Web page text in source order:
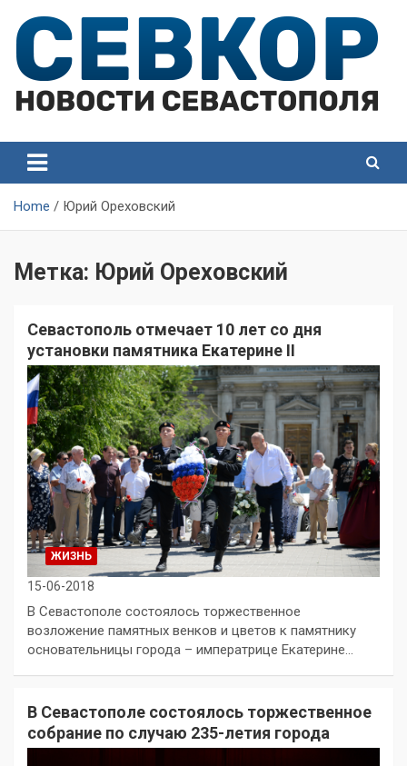
content
Севастополя
Севастополя
Home Юрий Ореховский
Метка: Юрий Ореховский
Севастополь отмечает 10 лет со дня
установки памятника Екатерине II
ЖИЗНЬ
15-06-2018
В Севастополе состоялось торжественное
возложение памятных венков и цветов к памятнику
основательницы города – императрице Екатерине…
В Севастополе состоялось торжественное
собрание по случаю 235-летия города